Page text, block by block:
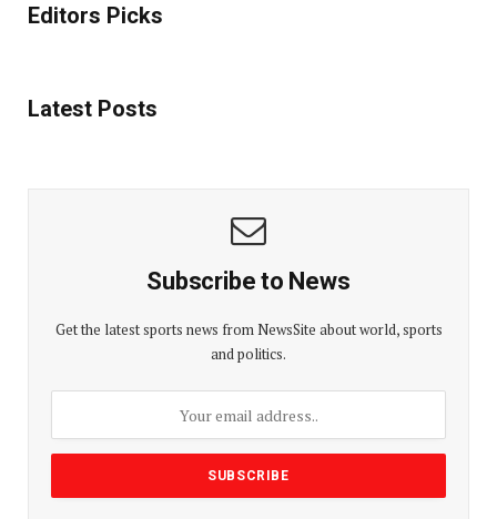
Editors Picks
Latest Posts
Subscribe to News
Get the latest sports news from NewsSite about world, sports
and politics.